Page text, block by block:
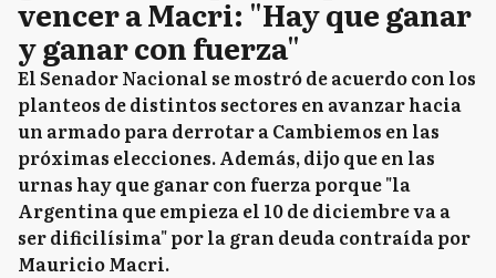
vencer a Macri: "Hay que ganar
y ganar con fuerza"
El Senador Nacional se mostró de acuerdo con los
planteos de distintos sectores en avanzar hacia
un armado para derrotar a Cambiemos en las
próximas elecciones. Además, dijo que en las
urnas hay que ganar con fuerza porque "la
Argentina que empieza el 10 de diciembre va a
ser dificilísima" por la gran deuda contraída por
Mauricio Macri.